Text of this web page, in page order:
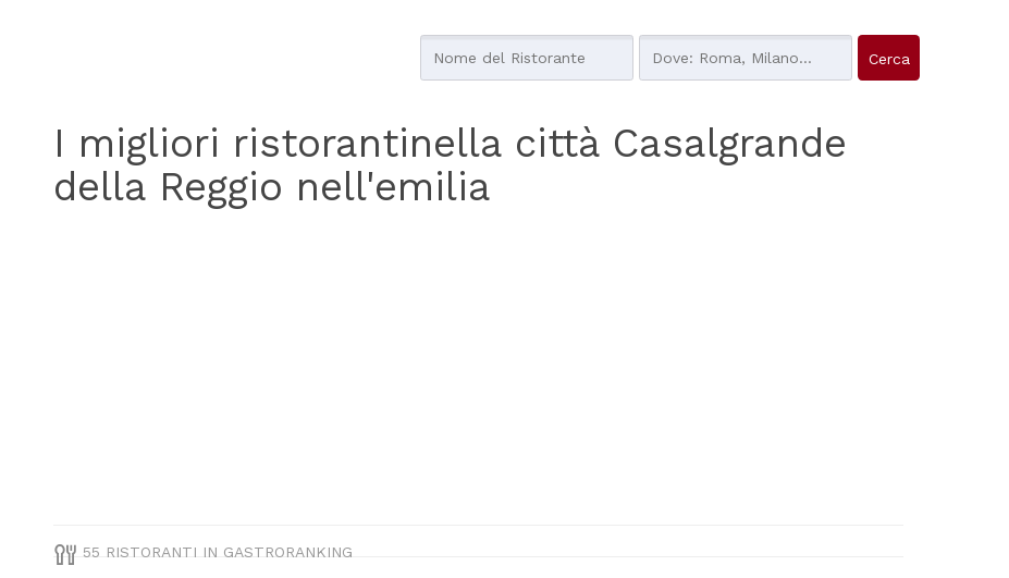
I migliori ristorantinella città Casalgrande
della Reggio nell'emilia
55 RISTORANTI IN GASTRORANKING